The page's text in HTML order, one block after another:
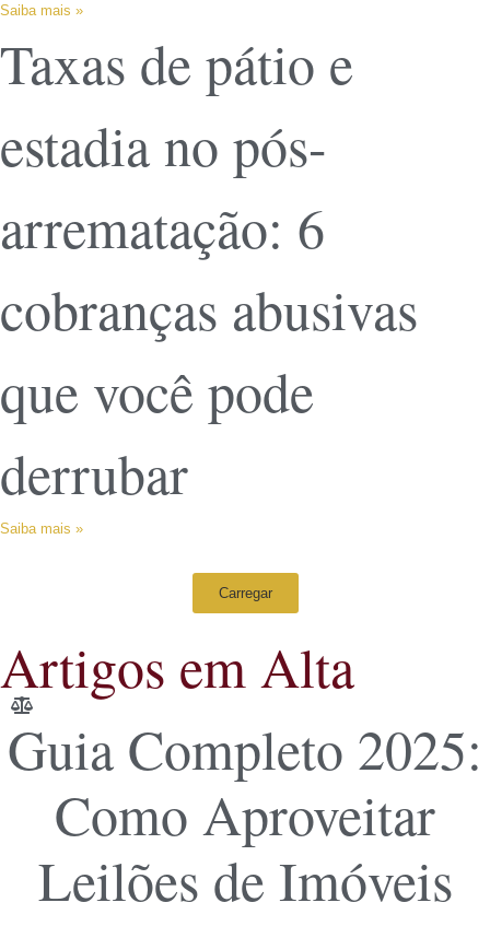
Saiba mais »
Taxas de pátio e
estadia no pós-
arrematação: 6
cobranças abusivas
que você pode
derrubar
Saiba mais »
Carregar
Artigos em Alta
Guia Completo 2025:
Como Aproveitar
Leilões de Imóveis